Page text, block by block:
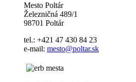
Mesto Poltár
Železničná 489/1
98701 Poltár
tel.: +421 47 430 84 23
e-mail: mesto@poltar.sk